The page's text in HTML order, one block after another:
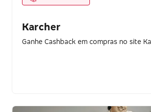
Karcher
Ganhe Cashback em compras no site